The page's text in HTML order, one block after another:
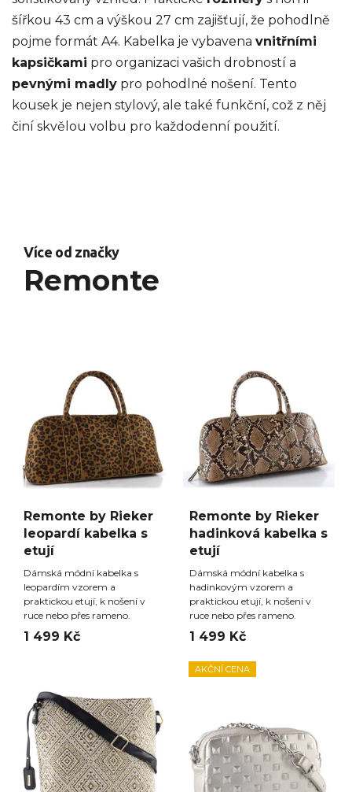
šířkou 43 cm a výškou 27 cm zajišťují, že pohodlně
pojme formát A4. Kabelka je vybavena vnitřními
kapsičkami pro organizaci vašich drobností a
pevnými madly pro pohodlné nošení. Tento
kousek je nejen stylový, ale také funkční, což z něj
činí skvělou volbu pro každodenní použití.
Více od značky
Remonte
Remonte by Rieker
leopardí kabelka s
etují
Dámská módní kabelka s
leopardím vzorem a
praktickou etují, k nošení v
ruce nebo přes rameno.
1 499 Kč
Remonte by Rieker
hadinková kabelka s
etují
Dámská módní kabelka s
hadinkovým vzorem a
praktickou etují, k nošení v
ruce nebo přes rameno.
1 499 Kč
AKČNÍ CENA